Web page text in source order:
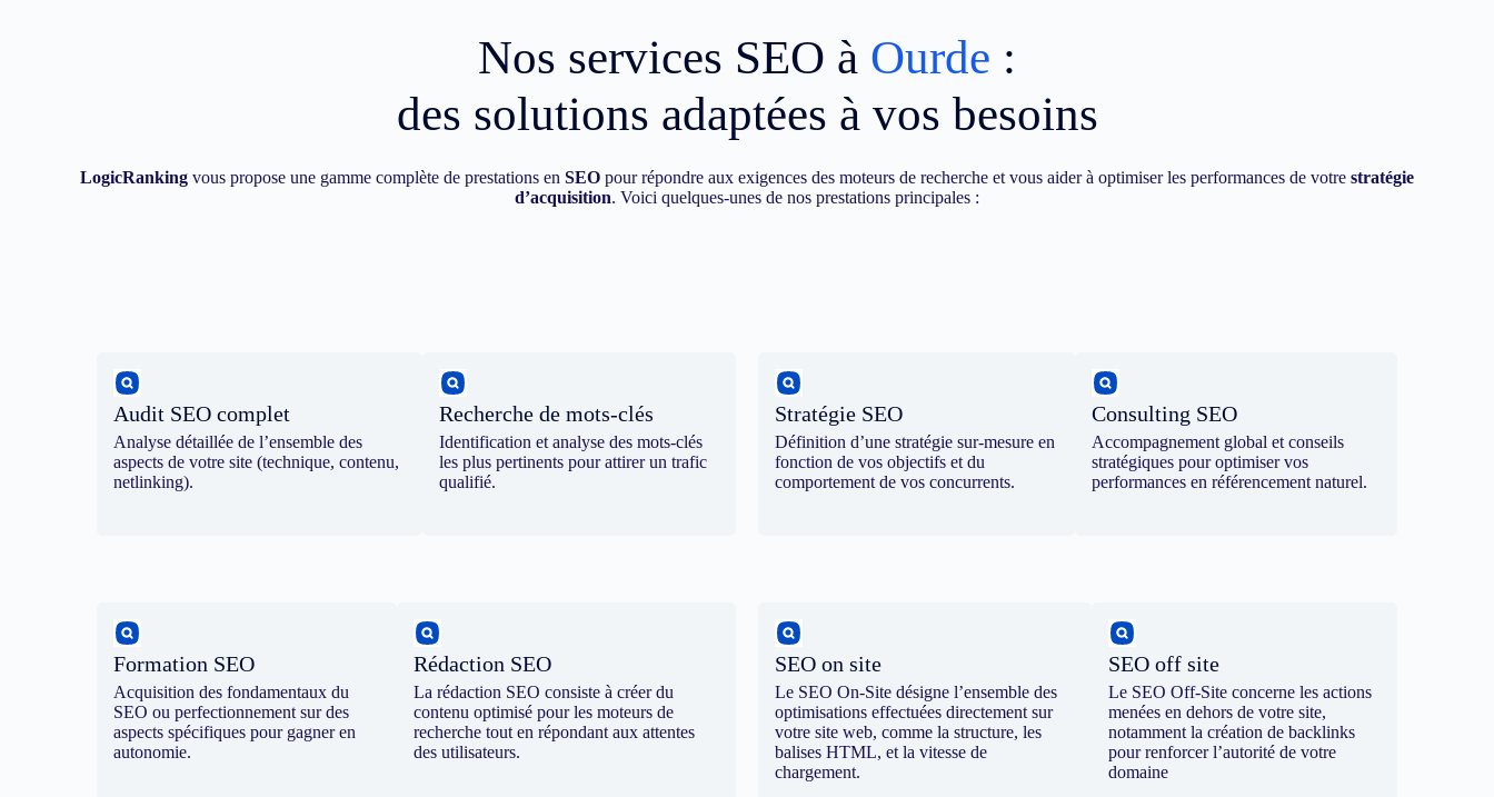
Nos services SEO à Ourde :
des solutions adaptées à vos besoins
LogicRanking vous propose une gamme complète de prestations en SEO pour répondre aux exigences des moteurs de recherche et vous aider à optimiser les performances de votre stratégie
d’acquisition. Voici quelques-unes de nos prestations principales :
Audit SEO complet
Analyse détaillée de l’ensemble des
aspects de votre site (technique, contenu,
netlinking).
Recherche de mots-clés
Identification et analyse des mots-clés
les plus pertinents pour attirer un trafic
qualifié.
Stratégie SEO
Définition d’une stratégie sur-mesure en
fonction de vos objectifs et du
comportement de vos concurrents.
Consulting SEO
Accompagnement global et conseils
stratégiques pour optimiser vos
performances en référencement naturel.
Formation SEO
Acquisition des fondamentaux du
SEO ou perfectionnement sur des
aspects spécifiques pour gagner en
autonomie.
Rédaction SEO
La rédaction SEO consiste à créer du
contenu optimisé pour les moteurs de
recherche tout en répondant aux attentes
des utilisateurs.
SEO on site
Le SEO On-Site désigne l’ensemble des
optimisations effectuées directement sur
votre site web, comme la structure, les
balises HTML, et la vitesse de
chargement.
SEO off site
Le SEO Off-Site concerne les actions
menées en dehors de votre site,
notamment la création de backlinks
pour renforcer l’autorité de votre
domaine